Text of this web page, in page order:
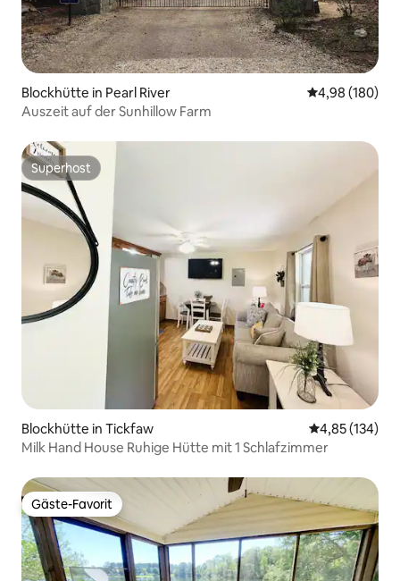
Blockhütte in Pearl River
4,98 (180)
Auszeit auf der Sunhillow Farm
Superhost
Superhost
Blockhütte in Tickfaw
4,85 (134)
Milk Hand House Ruhige Hütte mit 1 Schlafzimmer
Gäste-Favorit
Gäste-Favorit